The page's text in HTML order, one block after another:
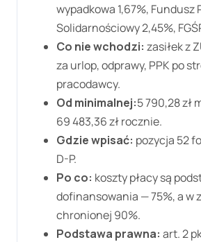
wypadkowa 1,67%, Fundusz
Solidarnościowy2,45%,
Co nie wchodzi: zasiłek z
za urlop, odprawy, PPK po
pracodawcy.
Od minimalnej:5 790,28 zł
69 483,36 złrocznie.
Gdzie wpisać: pozycja 52
D-P.
Po co: koszty płacy są
dofinansowania — 75%, a w
chronionej 90%.
Podstawa prawna: art. 2